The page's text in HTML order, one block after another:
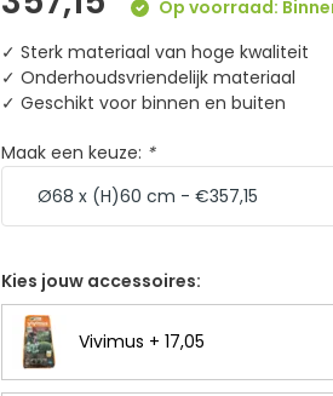
Op voorraad:
✓ Sterk materiaal van hoge kwaliteit
✓ Onderhoudsvriendelijk materiaal
✓ Geschikt voor binnen en buiten
Maak een keuze: *
Kies jouw accessoires:
Vivimus + 17,05